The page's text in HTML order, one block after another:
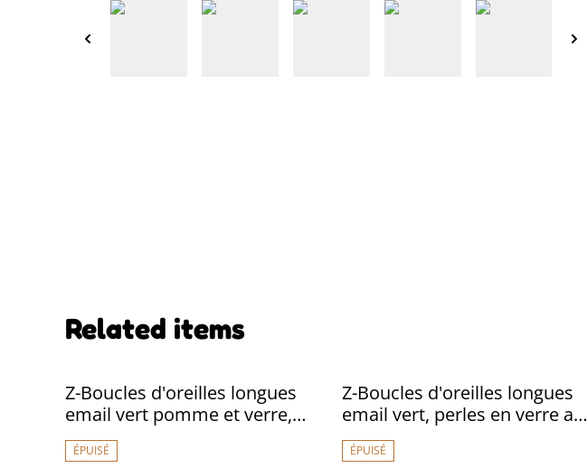
Related items
Z-Boucles d'oreilles longues
email vert pomme et verre,
acier inoxydable doré -sans
nickel, pièce unique
ÉPUISÉ
Z-Boucles d'oreilles longues
email vert, perles en verre aux
reflets mordorés éventail en
acier inoxydable doré -sans
ÉPUISÉ